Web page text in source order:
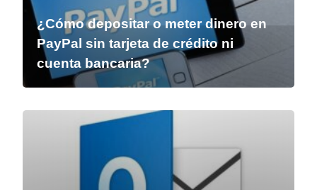
¿Cómo depositar o meter dinero en
PayPal sin tarjeta de crédito ni
cuenta bancaria?